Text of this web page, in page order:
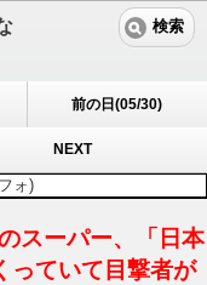
検索
前の日(05/30)
NEXT
ォ)
スーパー、「日本
っていて目撃者が